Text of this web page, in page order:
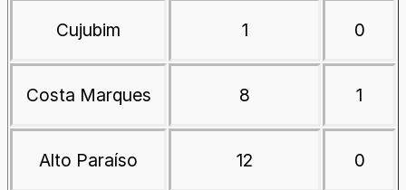
Cujubim 1 0
Costa Marques 8 1
Alto Paraíso 12 0